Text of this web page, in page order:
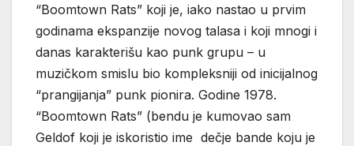
“Boomtown Rats” koji je, iako nastao u prvim
godinama ekspanzije novog talasa i koji mnogi i
danas karakterišu kao punk grupu – u
muzičkom smislu bio kompleksniji od inicijalnog
“prangijanja” punk pionira. Godine 1978.
“Boomtown Rats” (bendu je kumovao sam
Geldof koji je iskoristio ime dečje bande koju je